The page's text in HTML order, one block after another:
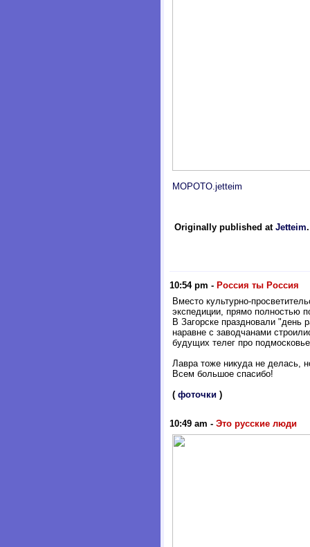
MOPOTO.jetteim
Originally published at Jetteim
10:54 pm - Россия ты Россия
Вместо культурно-
экспедиции, прямо полностью
В Загорске праздновали "день
наравне с заводчанами
будущих телег про
Лавра тоже никуда не делась,
Всем большое спасибо!
( фоточки)
10:49 am - Это русские люди